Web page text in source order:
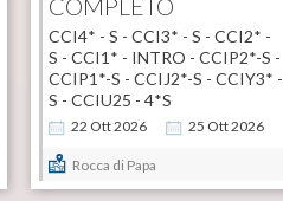
COMPLETO
22 Ott2026 25 Ott2026
CCI4* - S - CCI3* - S - CCI2* -
S - CCI1* - INTRO - CCIP2*-S -
CCIP1*-S - CCIJ2*-S - CCIY3* -
S - CCIU25 - 4*S
Rocca di Papa